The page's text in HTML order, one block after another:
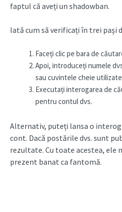
faptul că aveți un shadowban.
Iată cum să verificați în trei pași
Faceți clic pe bara de
Apoi, introduceți numele
sau cuvintele cheie
Executați interogarea de
pentru contul dvs.
Alternativ, puteți lansa o
cont. Dacă postările dvs. sunt
rezultate. Cu toate acestea, ele
prezent banat ca fantomă.